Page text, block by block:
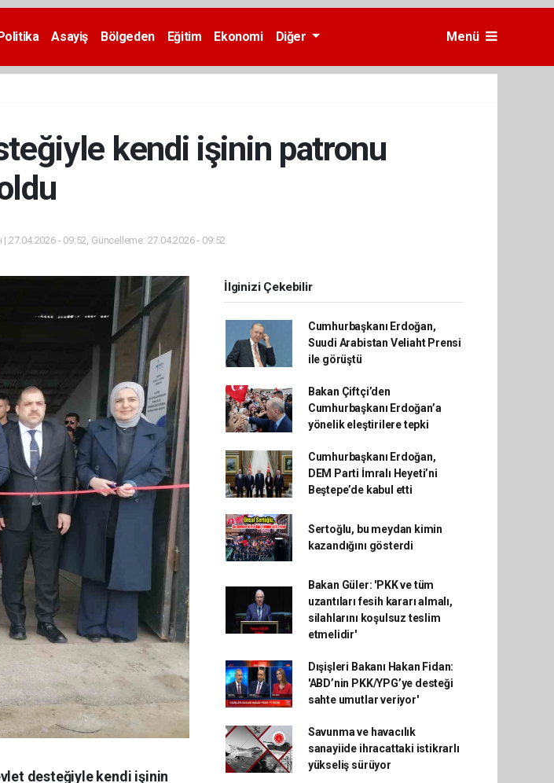
Asayiş Bölgeden Eğitim Ekonomi Diğer Menü
kendi işinin patronu
27.04.2026 - 09:52, Güncelleme: 27.04.2026 - 09:52
desteğiyle kendi işinin
İlginizi Çekebilir
Cumhurbaşkanı Erdoğan,
Suudi Arabistan Veliaht Prensi
ile görüştü
Bakan Çiftçi’den
Cumhurbaşkanı Erdoğan’a
yönelik eleştirilere tepki
Cumhurbaşkanı Erdoğan,
DEM Parti İmralı Heyeti’ni
Beştepe’de kabul etti
Sertoğlu, bu meydan kimin
kazandığını gösterdi
Bakan Güler: 'PKK ve tüm
uzantıları fesih kararı almalı,
silahlarını koşulsuz teslim
etmelidir'
Dışişleri Bakanı Hakan Fidan:
'ABD’nin PKK/YPG’ye desteği
sahte umutlar veriyor'
Savunma ve havacılık
sanayiide ihracattaki istikrarlı
yükseliş sürüyor